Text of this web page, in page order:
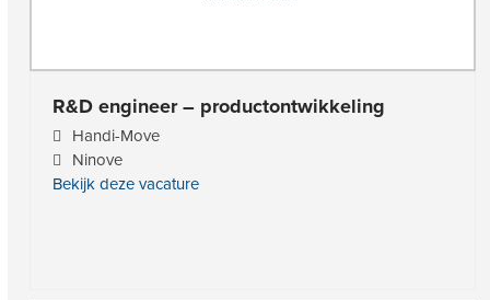
R&D engineer – productontwikkeling
Handi-Move
Ninove
Bekijk deze vacature